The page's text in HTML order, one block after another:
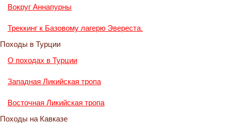
Вокруг Аннапурны
Треккинг к Базовому лагерю Эвереста.
Походы в Турции
О походах в Турции
Западная Ликийская тропа
Восточная Ликийская тропа
Походы на Кавказе